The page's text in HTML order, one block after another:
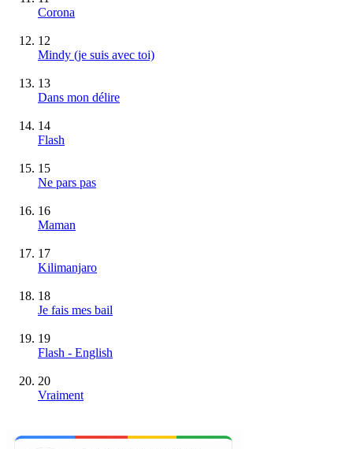
Corona
12
Mindy (je suis avec toi)
13
Dans mon délire
14
Flash
15
Ne pars pas
16
Maman
17
Kilimanjaro
18
Je fais mes bail
19
Flash - English
20
Vraiment